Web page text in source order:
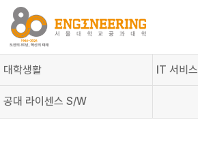
대학생활 IT 서비스
공대 라이센스 S/W